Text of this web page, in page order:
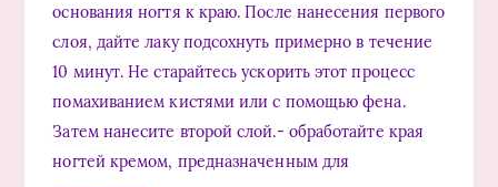
основания ногтя к краю. После нанесения первого
слоя, дайте лаку подсохнуть примерно в течение
10 минут. Не старайтесь ускорить этот процесс
помахиванием кистями или с помощью фена.
Затем нанесите второй слой.- обработайте края
ногтей кремом, предназначенным для